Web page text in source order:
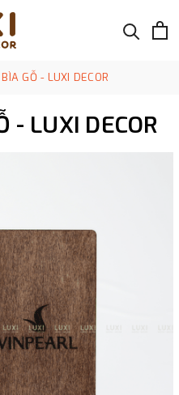
GỖ - LUXI DECOR
- LUXI DECOR